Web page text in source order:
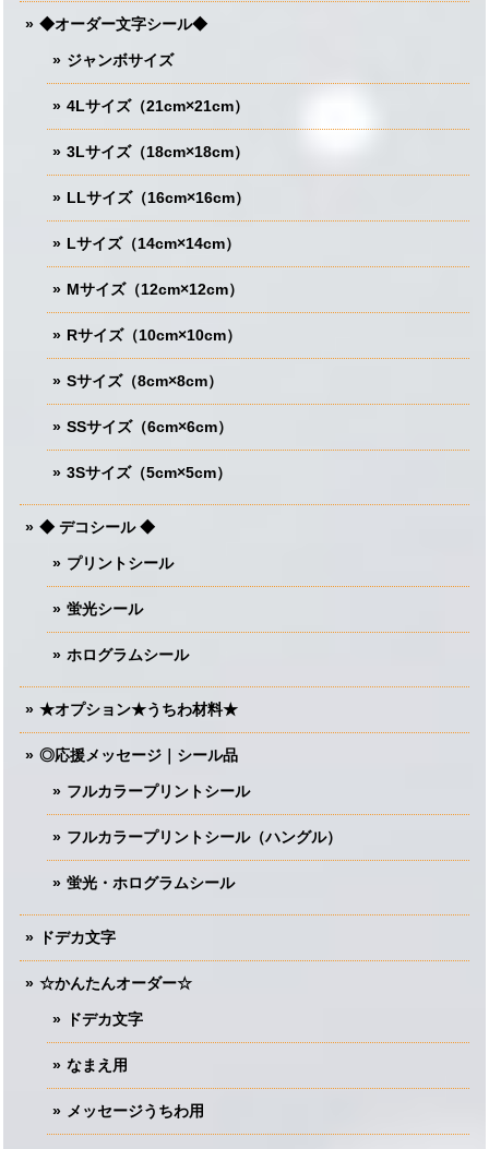
◆オーダー文字シール◆
ジャンボサイズ
4Lサイズ（21cm×21cm）
3Lサイズ（18cm×18cm）
LLサイズ（16cm×16cm）
Lサイズ（14cm×14cm）
Mサイズ（12cm×12cm）
Rサイズ（10cm×10cm）
Sサイズ（8cm×8cm）
SSサイズ（6cm×6cm）
3Sサイズ（5cm×5cm）
◆ デコシール ◆
プリントシール
蛍光シール
ホログラムシール
★オプション★うちわ材料★
◎応援メッセージ｜シール品
フルカラープリントシール
フルカラープリントシール（ハングル）
蛍光・ホログラムシール
ドデカ文字
☆かんたんオーダー☆
ドデカ文字
なまえ用
メッセージうちわ用